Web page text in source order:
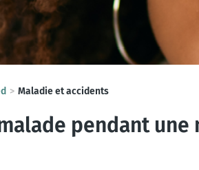
Maladie et accidents
pendant